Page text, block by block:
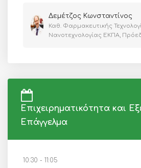
Δεμέτζος Κωνσταντίνος
Καθ. Φαρμακευτικής
Νανοτεχνολογίας ΕΚΠΑ,
Επιχειρηματικότητα και
Επάγγελμα
10:30 - 11:05